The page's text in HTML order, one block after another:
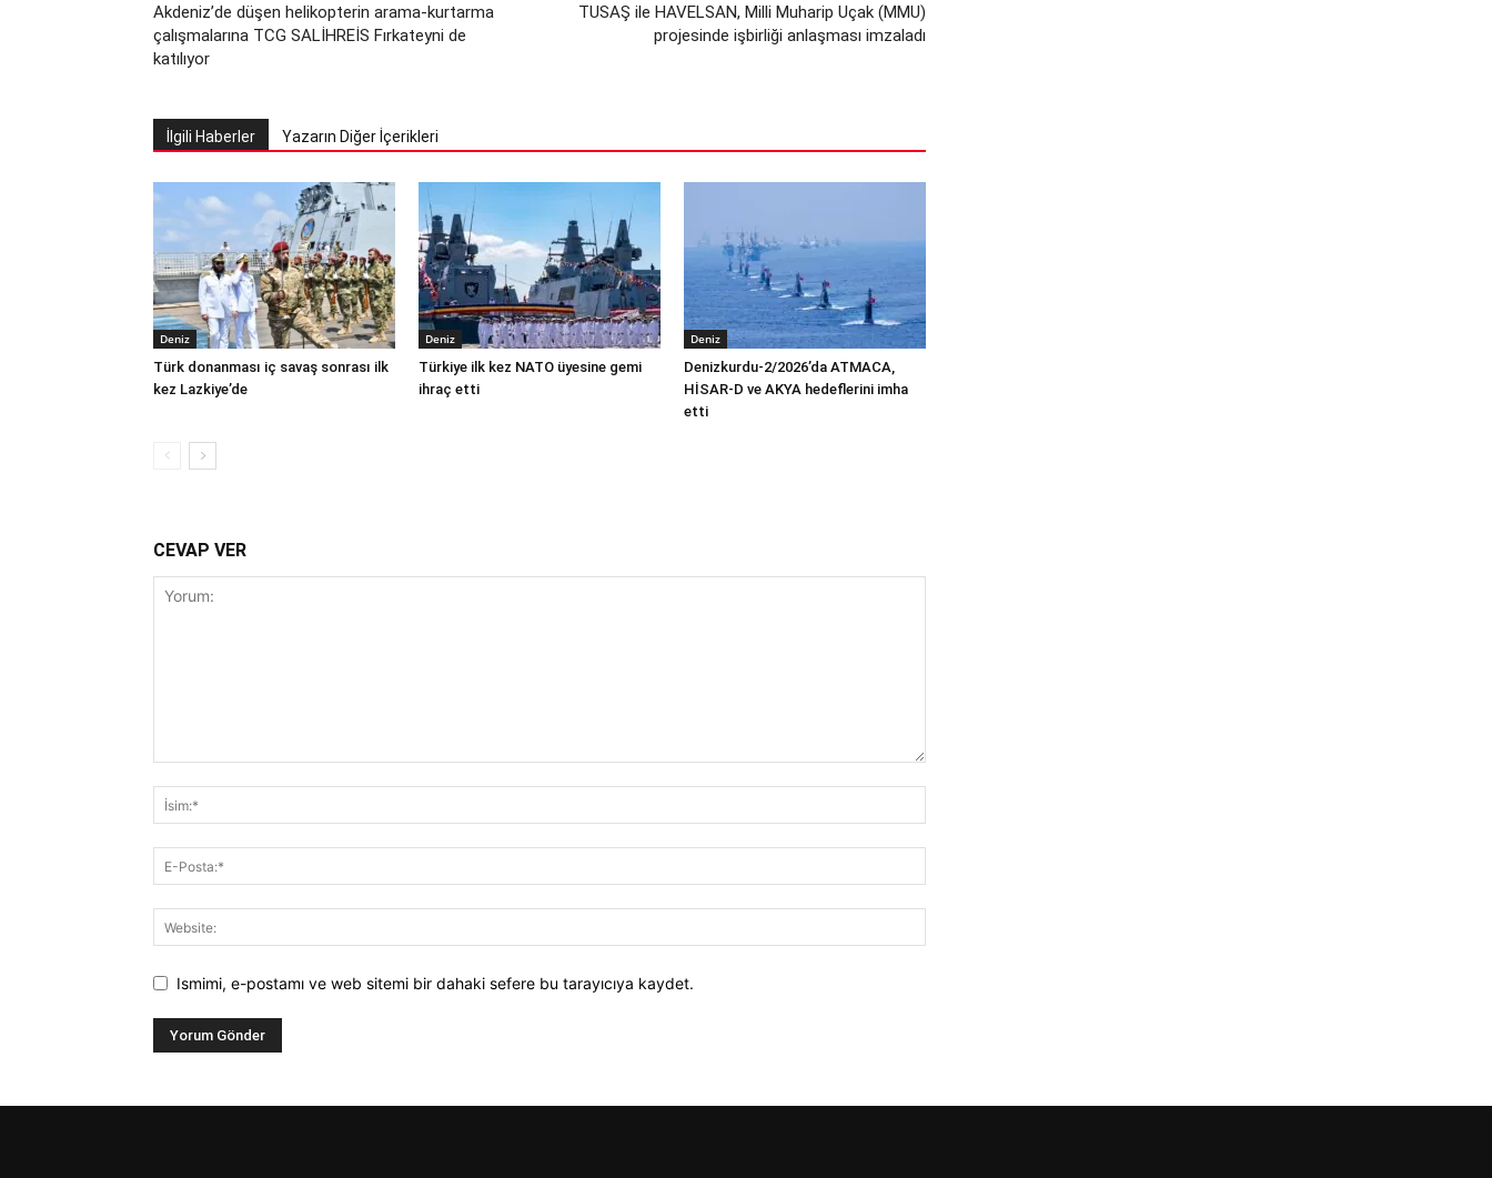
Akdeniz’de düşen helikopterin arama-kurtarma
çalışmalarına TCG SALİHREİS Fırkateyni de
katılıyor
TUSAŞ ile HAVELSAN, Milli Muharip Uçak (MMU)
projesinde işbirliği anlaşması imzaladı
İlgili Haberler Yazarın Diğer İçerikleri
Deniz
Türk donanması iç savaş sonrası ilk
kez Lazkiye’de
Deniz
Türkiye ilk kez NATO üyesine gemi
ihraç etti
Deniz
Denizkurdu-2/2026’da ATMACA,
HİSAR-D ve AKYA hedeflerini imha
etti
CEVAP VER
Ismimi, e-postamı ve web sitemi bir dahaki sefere bu tarayıcıya kaydet.